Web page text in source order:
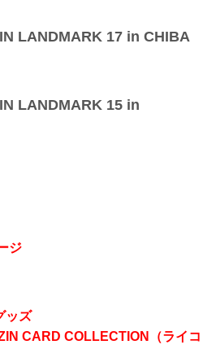
LANDMARK 17 in CHIBA
LANDMARK 15 in
ジ
ッズ
CARD COLLECTION（ライコ